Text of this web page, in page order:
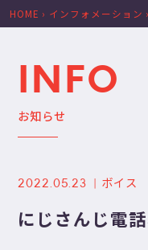
HOME › インフォメーション ›
INFO
お知らせ
2022.05.23 ボイス
にじさんじ電